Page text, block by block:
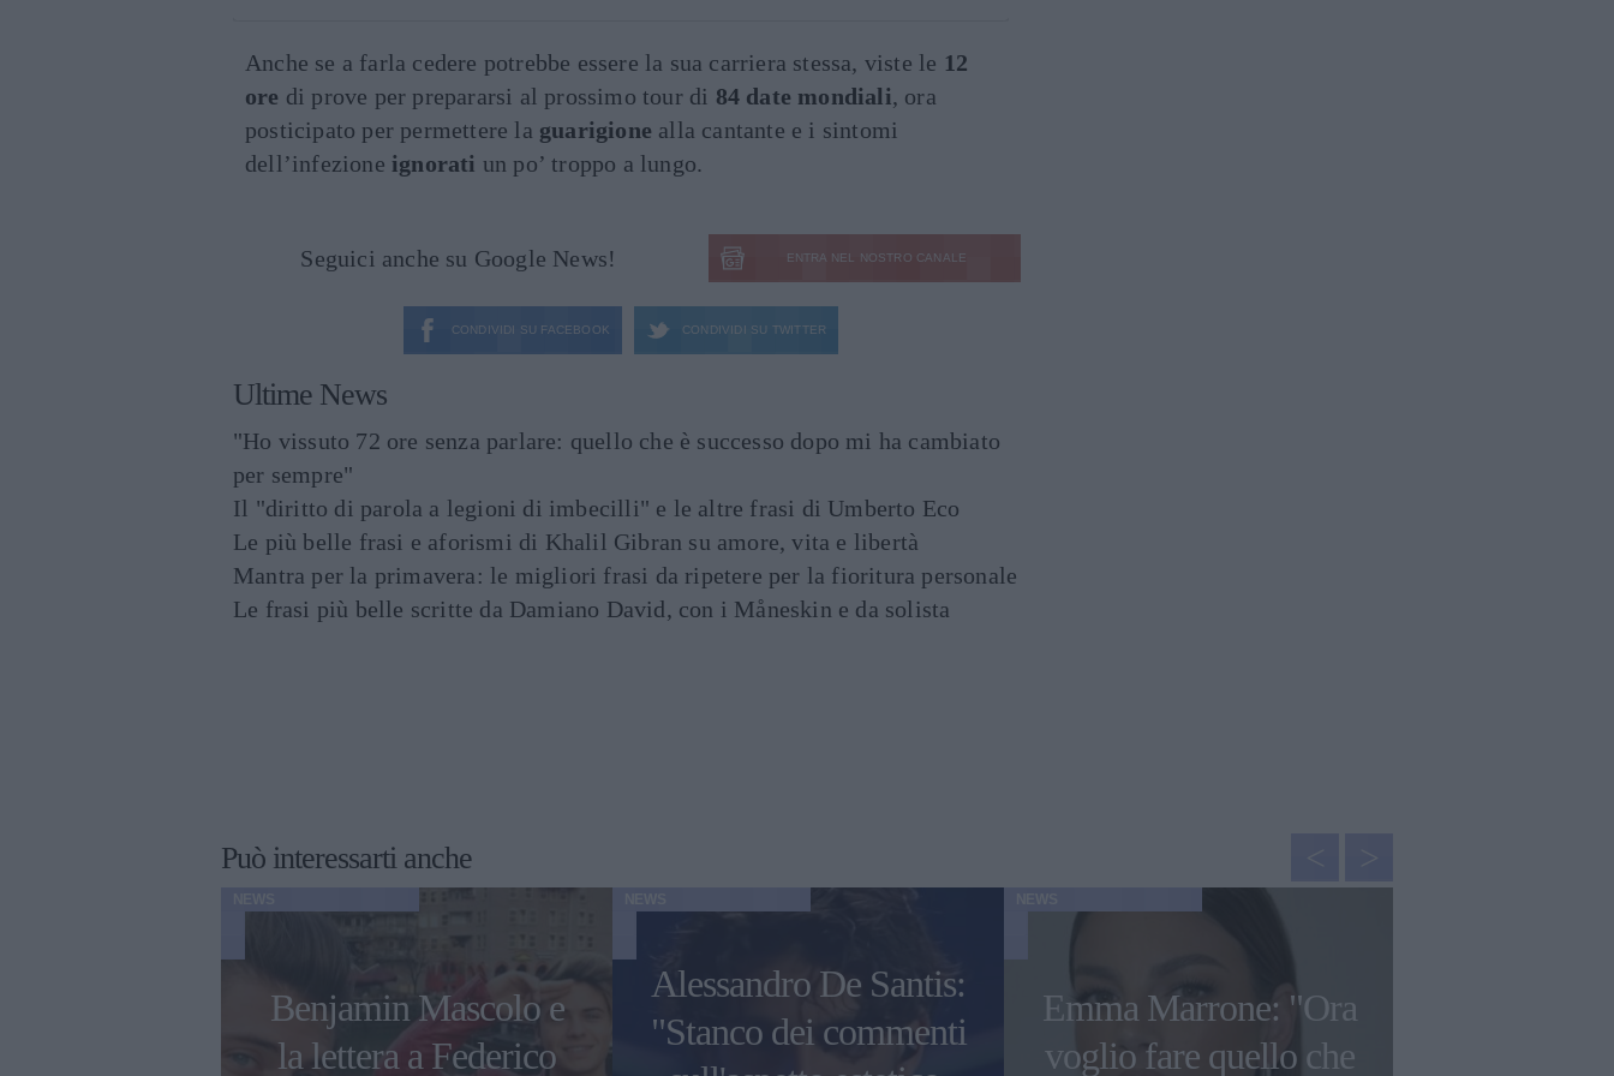
Anche se a farla cedere potrebbe essere la sua carriera stessa, viste le 12
ore di prove per prepararsi al prossimo tour di 84 date mondiali, ora
posticipato per permettere la guarigione alla cantante e i sintomi
dell’infezione ignorati un po’ troppo a lungo.
Seguici anche su Google News! ENTRA NEL NOSTRO CANALE
CONDIVIDI SU FACEBOOK CONDIVIDI SU TWITTER
Ultime News
"Ho vissuto 72 ore senza parlare: quello che è successo dopo mi ha cambiato
per sempre"
Il "diritto di parola a legioni di imbecilli" e le altre frasi di Umberto Eco
Le più belle frasi e aforismi di Khalil Gibran su amore, vita e libertà
Mantra per la primavera: le migliori frasi da ripetere per la fioritura personale
Le frasi più belle scritte da Damiano David, con i Måneskin e da solista
Può interessarti anche
Benjamin Mascolo e
la lettera a Federico
Alessandro De Santis:
"Stanco dei commenti
Emma Marrone: "Ora
voglio fare quello che